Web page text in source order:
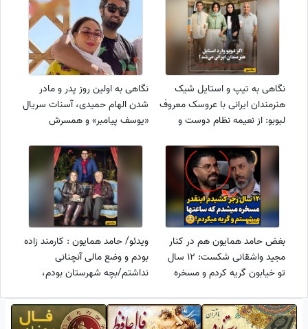
نگاهی به تیپ و استایل شیک
هنرمندان ایرانی با عروسک معروف
لبوبو: از نعیمه نظام دوست و
هوتن شکیبا و صابر ابر و مهران
مدیری
نگاهی به اولین روز پدر و مادر
شدن الهام حمیدی، آسنات سریال
«یوسف پیامبر» و همسرش
شدنت مبارک پسرم😍
بغض حامد همایون هم در کنار
مجید واشقانی شکست: 12 سال
تو خیابون گریه کردم و مسخره
گریه هامو ببینه رفتم دستشویی و
...
ویدئو/ حامد همایون : کارمند زاده
بودم و وضع مالی آنچنانی
نداشتم/بچه شهرستان بودم،